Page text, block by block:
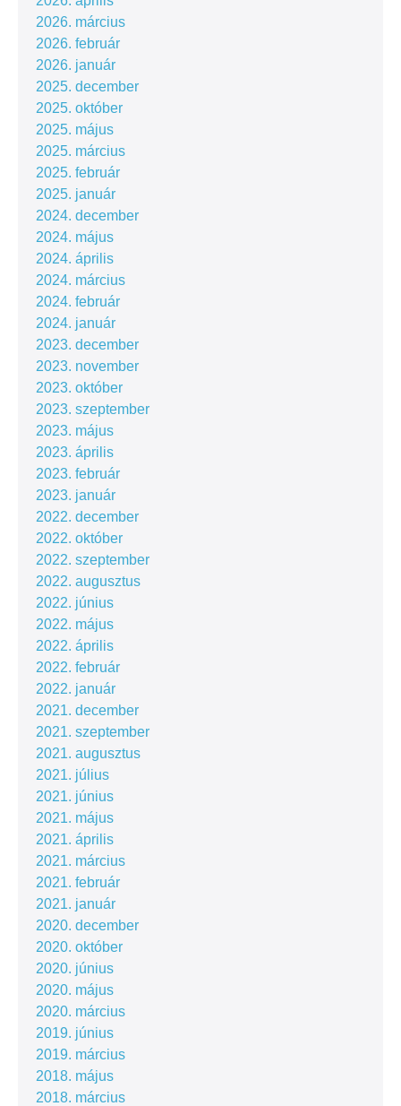
2026. március
2026. február
2026. január
2025. december
2025. október
2025. május
2025. március
2025. február
2025. január
2024. december
2024. május
2024. április
2024. március
2024. február
2024. január
2023. december
2023. november
2023. október
2023. szeptember
2023. május
2023. április
2023. február
2023. január
2022. december
2022. október
2022. szeptember
2022. augusztus
2022. június
2022. május
2022. április
2022. február
2022. január
2021. december
2021. szeptember
2021. augusztus
2021. július
2021. június
2021. május
2021. április
2021. március
2021. február
2021. január
2020. december
2020. október
2020. június
2020. május
2020. március
2019. június
2019. március
2018. május
2018. március